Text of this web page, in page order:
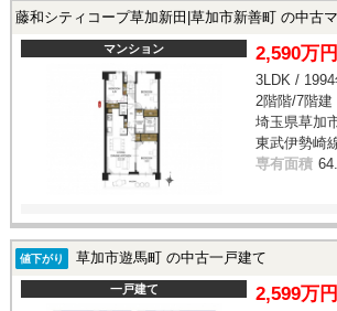
藤和シティコープ草加新田|草加市新善町 の中古
マンション 2,590万円
3LDK /
2階階/7階建
埼玉県草加
東武伊勢崎
専有面積
値下がり 草加市遊馬町 の中古一戸建て
一戸建て 2,599万円